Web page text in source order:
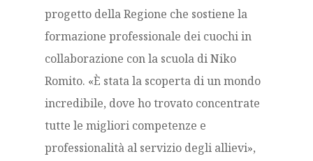
progetto della Regione che sostiene la
formazione professionale dei cuochi in
collaborazione con la scuola di Niko
Romito. «È stata la scoperta di un mondo
incredibile, dove ho trovato concentrate
tutte le migliori competenze e
professionalità al servizio degli allievi»,